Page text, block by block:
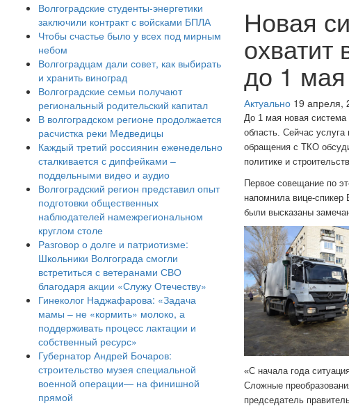
Волгоградские студенты-энергетики
заключили контракт с войсками БПЛА
Чтобы счастье было у всех под мирным
небом
Волгоградцам дали совет, как выбирать
и хранить виноград
Волгоградские семьи получают
региональный родительский капитал
В волгоградском регионе продолжается
расчистка реки Медведицы
Каждый третий россиянин еженедельно
сталкивается с дипфейками –
поддельными видео и аудио
Волгоградский регион представил опыт
подготовки общественных
наблюдателей намежрегиональном
круглом столе
Разговор о долге и патриотизме:
Школьники Волгограда смогли
встретиться с ветеранами СВО
благодаря акции «Служу Отечеству»
Гинеколог Наджафарова: «Задача
мамы – не «кормить» молоко, а
поддерживать процесс лактации и
собственный ресурс»
Губернатор Андрей Бочаров:
строительство музея специальной
военной операции— на финишной
прямой
Новая
охватит
до 1 мая
Актуально 19 апреля,
До 1 мая новая
область. Сейчас услуга
обращения с ТКО
политике и
Первое совещание по
напомнила вице-спикер
были высказаны
«С начала года
Сложные
председатель